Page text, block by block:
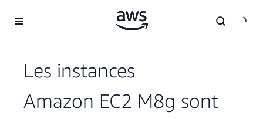
Les instances
Amazon EC2 M8g sont